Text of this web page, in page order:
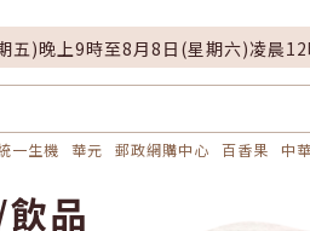
五)晚上9時至8月8日(星期六)凌晨
一生機 華元 郵政網購中心 百香果 中
品